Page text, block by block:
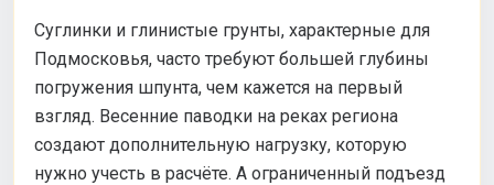
Суглинки и глинистые грунты, характерные для
Подмосковья, часто требуют большей глубины
погружения шпунта, чем кажется на первый
взгляд. Весенние паводки на реках региона
создают дополнительную нагрузку, которую
нужно учесть в расчёте. А ограниченный подъезд